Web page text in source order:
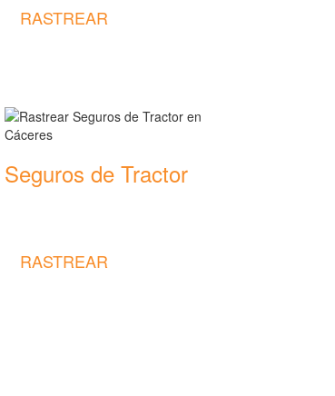
RASTREAR
Seguros de Tractor
RASTREAR